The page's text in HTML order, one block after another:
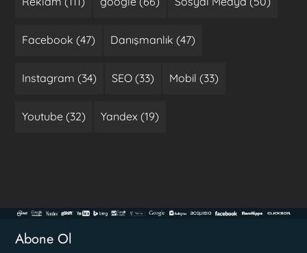
Facebook (47) Danışmanlık (47)
Instagram (34) SEO (33) Mobil (33)
Youtube (32) Yandex (19)
Abone Ol